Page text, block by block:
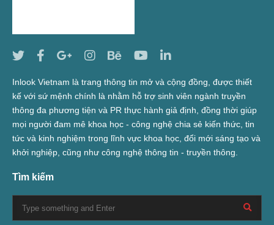
Inlook Vietnam là trang thông tin mở và cộng đồng, được thiết
kế với sứ mệnh chính là nhằm hỗ trợ sinh viên ngành truyền
thông đa phương tiện và PR thực hành giả định, đồng thời giúp
mọi người đam mê khoa học - công nghệ chia sẻ kiến thức, tin
tức và kinh nghiệm trong lĩnh vực khoa học, đổi mới sáng tạo và
khởi nghiệp, cũng như công nghệ thông tin - truyền thông.
Tìm kiếm